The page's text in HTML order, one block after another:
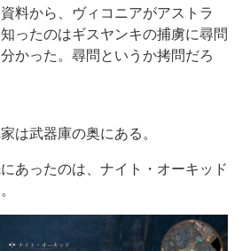
料から、ヴィコニアがアストラ
ったのはギスヤンキの捕虜に尋問
かった。尋問というか拷問だろ
は武器庫の奥にある。
あったのは、ナイト・オーキッド